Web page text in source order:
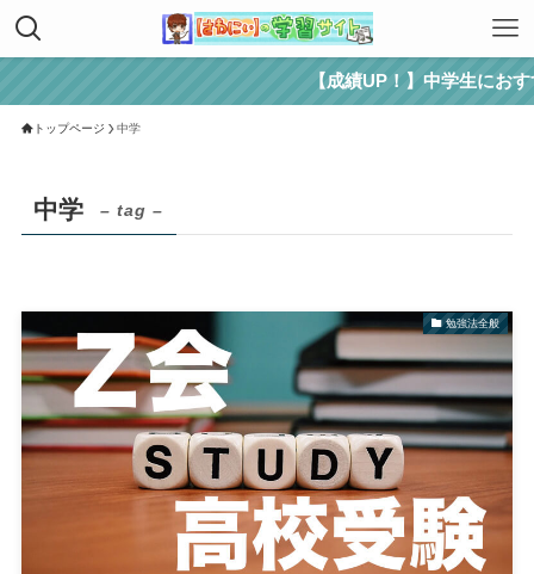
【成績UP！】中学生におすすめの通信
トップページ 中学
中学 – tag –
勉強法全般